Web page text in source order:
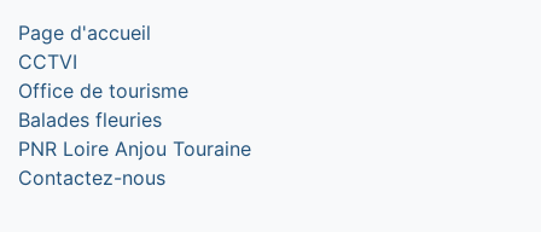
Page d'accueil
CCTVI
Office de tourisme
Balades fleuries
PNR Loire Anjou Touraine
Contactez-nous